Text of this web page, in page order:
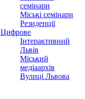
семінари
Міські семінари
Резиденції
Цифрове
Інтерактивний
Львів
Міський
медіаархів
Вулиці Львова